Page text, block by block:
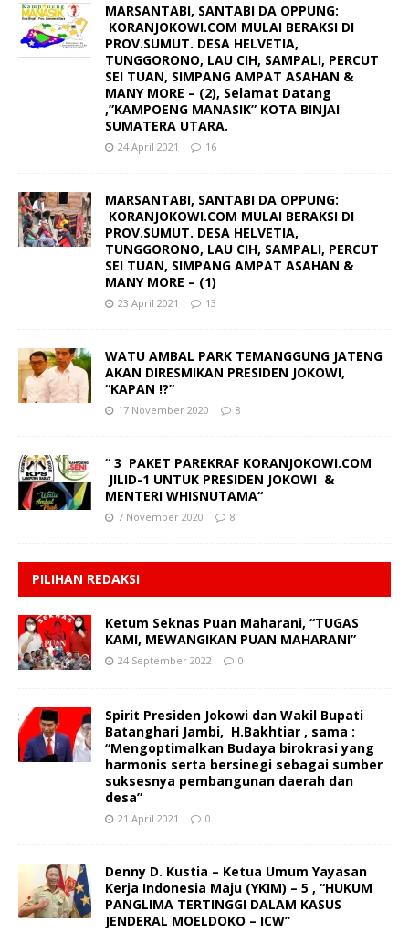
MARSANTABI, SANTABI DA OPPUNG:
KORANJOKOWI.COM MULAI BERAKSI DI
PROV.SUMUT. DESA HELVETIA,
TUNGGORONO, LAU CIH, SAMPALI, PERCUT
SEI TUAN, SIMPANG AMPAT ASAHAN &
MANY MORE – (2), Selamat Datang
,”KAMPOENG MANASIK” KOTA BINJAI
SUMATERA UTARA.
24 April 2021 16
MARSANTABI, SANTABI DA OPPUNG:
KORANJOKOWI.COM MULAI BERAKSI DI
PROV.SUMUT. DESA HELVETIA,
TUNGGORONO, LAU CIH, SAMPALI, PERCUT
SEI TUAN, SIMPANG AMPAT ASAHAN &
MANY MORE – (1)
23 April 2021 13
WATU AMBAL PARK TEMANGGUNG JATENG
AKAN DIRESMIKAN PRESIDEN JOKOWI,
“KAPAN !?”
17 November 2020 8
“ 3 PAKET PAREKRAF KORANJOKOWI.COM
JILID-1 UNTUK PRESIDEN JOKOWI &
MENTERI WHISNUTAMA“
7 November 2020 8
PILIHAN REDAKSI
Ketum Seknas Puan Maharani, “TUGAS
KAMI, MEWANGIKAN PUAN MAHARANI”
24 September 2022 0
Spirit Presiden Jokowi dan Wakil Bupati
Batanghari Jambi, H.Bakhtiar , sama :
“Mengoptimalkan Budaya birokrasi yang
harmonis serta bersinegi sebagai sumber
suksesnya pembangunan daerah dan
desa”
21 April 2021 0
Denny D. Kustia – Ketua Umum Yayasan
Kerja Indonesia Maju (YKIM) – 5 , “HUKUM
PANGLIMA TERTINGGI DALAM KASUS
JENDERAL MOELDOKO – ICW”